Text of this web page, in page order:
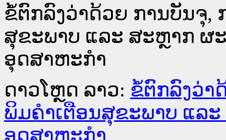
ຂໍ້ຕົກລົງວ່າດ້ວຍ ການບັນຈຸ,
ສຸຂະພາບ ແລະ ສະຫຼາກ ຜ
ອຸດສາຫະກຳ
ດາວໂຫຼດ ລາວ: ຂໍ້ຕົກລົງວ່າ
ພິມຄຳເຕືອນສຸຂະພາບ ແລ
ອຸດສາຫະກຳ